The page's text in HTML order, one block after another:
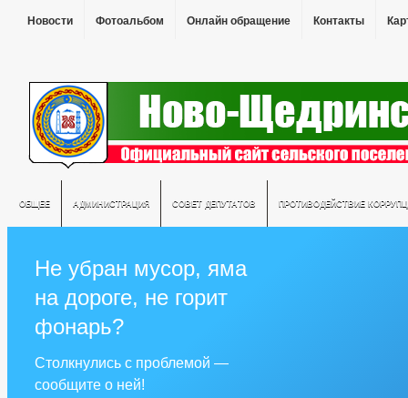
Новости Фотоальбом Онлайн обращение Контакты
ОБЩЕЕ АДМИНИСТРАЦИЯ СОВЕТ ДЕПУТАТОВ ПРОТИВОДЕЙСТВИЕ
Не убран мусор, яма
на дороге, не горит
фонарь?
Столкнулись с проблемой —
сообщите о ней!